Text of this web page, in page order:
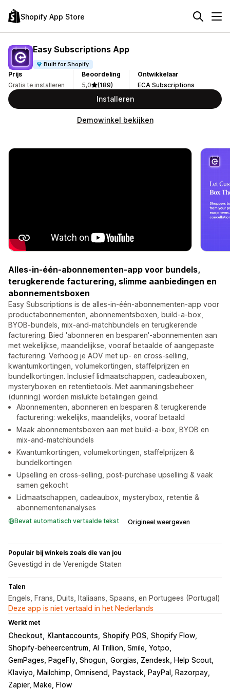
Shopify App Store
Easy Subscriptions App
Built for Shopify
Prijs
Gratis te installeren
Beoordeling
5,0
(189)
Ontwikkelaar
ECA Subscriptions
Installeren
Demowinkel bekijken
Alles-in-één-abonnementen-app voor bundels,
terugkerende facturering, slimme aanbiedingen en
abonnementsboxen
Easy Subscriptions is de alles-in-één-abonnementen-app voor
productabonnementen, abonnementsboxen, build-a-box,
BYOB-bundels, mix-and-matchbundels en terugkerende
facturering. Bied 'abonneren en besparen'-abonnementen aan
met wekelijkse, maandelijkse, vooraf betaalde of aangepaste
facturering. Verhoog je AOV met up- en cross-selling,
kwantumkortingen, volumekortingen, staffelprijzen en
bundelkortingen. Inclusief lidmaatschappen, cadeauboxen,
mysteryboxen en retentietools. Met aanmaningsbeheer
(dunning) worden mislukte betalingen geïnd.
Abonnementen, abonneren en besparen & terugkerende
facturering: wekelijks, maandelijks, vooraf betaald
Maak abonnementsboxen aan met build-a-box, BYOB en
mix-and-matchbundels
Kwantumkortingen, volumekortingen, staffelprijzen &
bundelkortingen
Upselling en cross-selling, post-purchase upselling & vaak
samen gekocht
Lidmaatschappen, cadeaubox, mysterybox, retentie &
abonnementenanalyses
Bevat automatisch vertaalde tekst Origineel weergeven
Populair bij winkels zoals die van jou
Gevestigd in de Verenigde Staten
Talen
Engels, Frans, Duits, Italiaans, Spaans, en Portugees (Portugal)
Deze app is niet vertaald in het Nederlands
Werkt met
Checkout Klantaccounts Shopify POS Shopify Flow
Shopify-beheercentrum AI Trillion, Smile, Yotpo
GemPages, PageFly, Shogun Gorgias, Zendesk, Help Scout
Klaviyo, Mailchimp, Omnisend
Paystack, PayPal, Razorpay
Zapier, Make, Flow